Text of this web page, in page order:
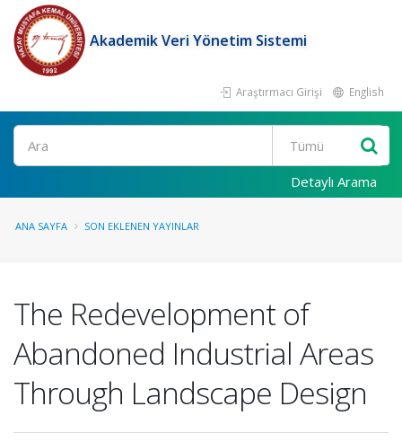
Akademik Veri Yönetim Sistemi
Araştırmacı Girişi English
Ara
Detaylı Arama
ANA SAYFA SON EKLENEN YAYINLAR
The Redevelopment of
Abandoned Industrial Areas
Through Landscape Design